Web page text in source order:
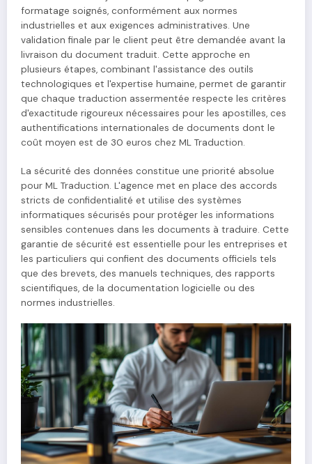
formatage soignés, conformément aux normes
industrielles et aux exigences administratives. Une
validation finale par le client peut être demandée avant la
livraison du document traduit. Cette approche en
plusieurs étapes, combinant l'assistance des outils
technologiques et l'expertise humaine, permet de garantir
que chaque traduction assermentée respecte les critères
d'exactitude rigoureux nécessaires pour les apostilles, ces
authentifications internationales de documents dont le
coût moyen est de 30 euros chez ML Traduction.
La sécurité des données constitue une priorité absolue
pour ML Traduction. L'agence met en place des accords
stricts de confidentialité et utilise des systèmes
informatiques sécurisés pour protéger les informations
sensibles contenues dans les documents à traduire. Cette
garantie de sécurité est essentielle pour les entreprises et
les particuliers qui confient des documents officiels tels
que des brevets, des manuels techniques, des rapports
scientifiques, de la documentation logicielle ou des
normes industrielles.